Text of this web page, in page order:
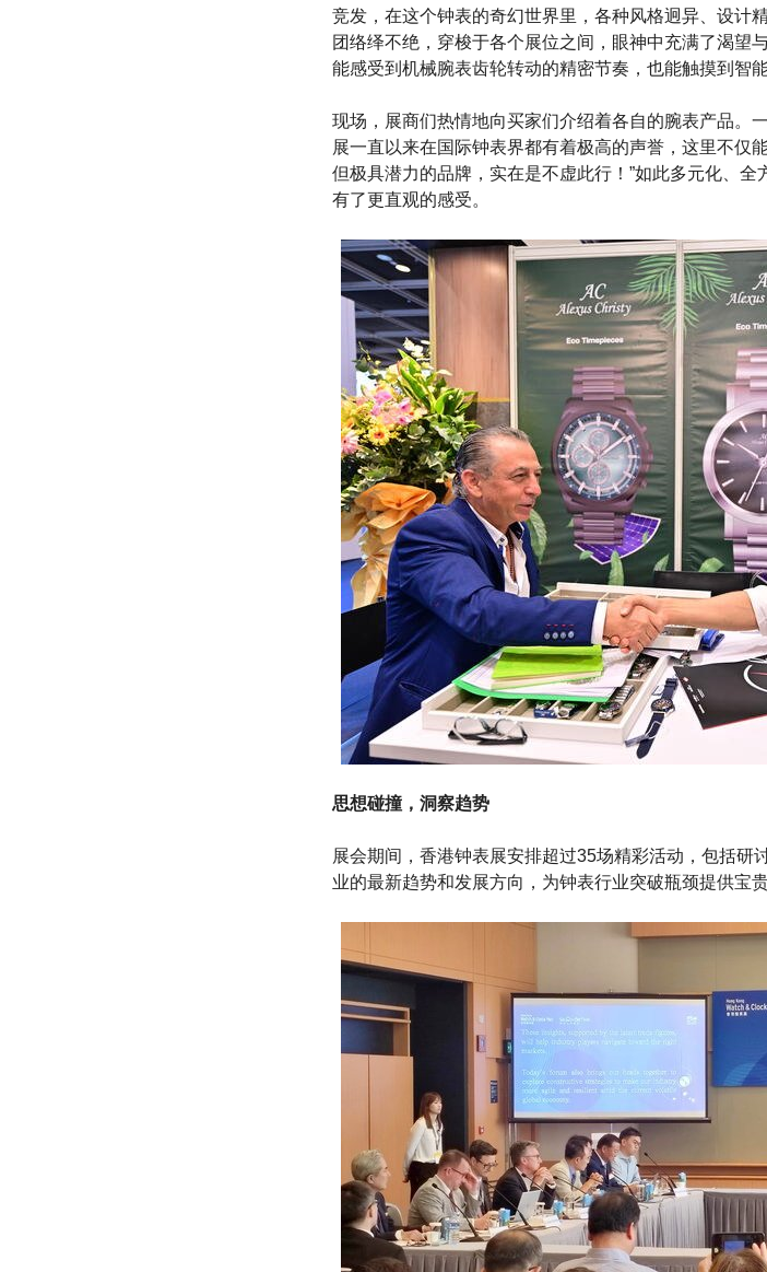
竞发，在这个钟表的奇幻世界里，各种风格迥异、设计
团络绎不绝，穿梭于各个展位之间，眼神中充满了渴望
能感受到机械腕表齿轮转动的精密节奏，也能触摸到智
现场，展商们热情地向买家们介绍着各自的腕表产品。
展一直以来在国际钟表界都有着极高的声誉，这里不仅
但极具潜力的品牌，实在是不虚此行！”如此多元化、
有了更直观的感受。
思想碰撞，洞察趋势
展会期间，香港钟表展安排超过35场精彩活动，包括研
业的最新趋势和发展方向，为钟表行业突破瓶颈提供宝贵